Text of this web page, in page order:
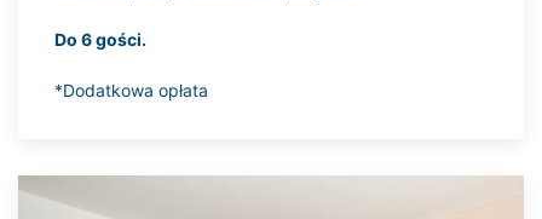
Do 6 gości.
*Dodatkowa opłata